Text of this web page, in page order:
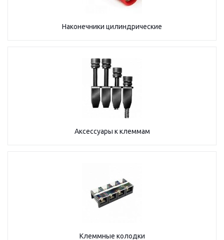
Наконечники цилиндрические
Аксессуары к клеммам
Клеммные колодки